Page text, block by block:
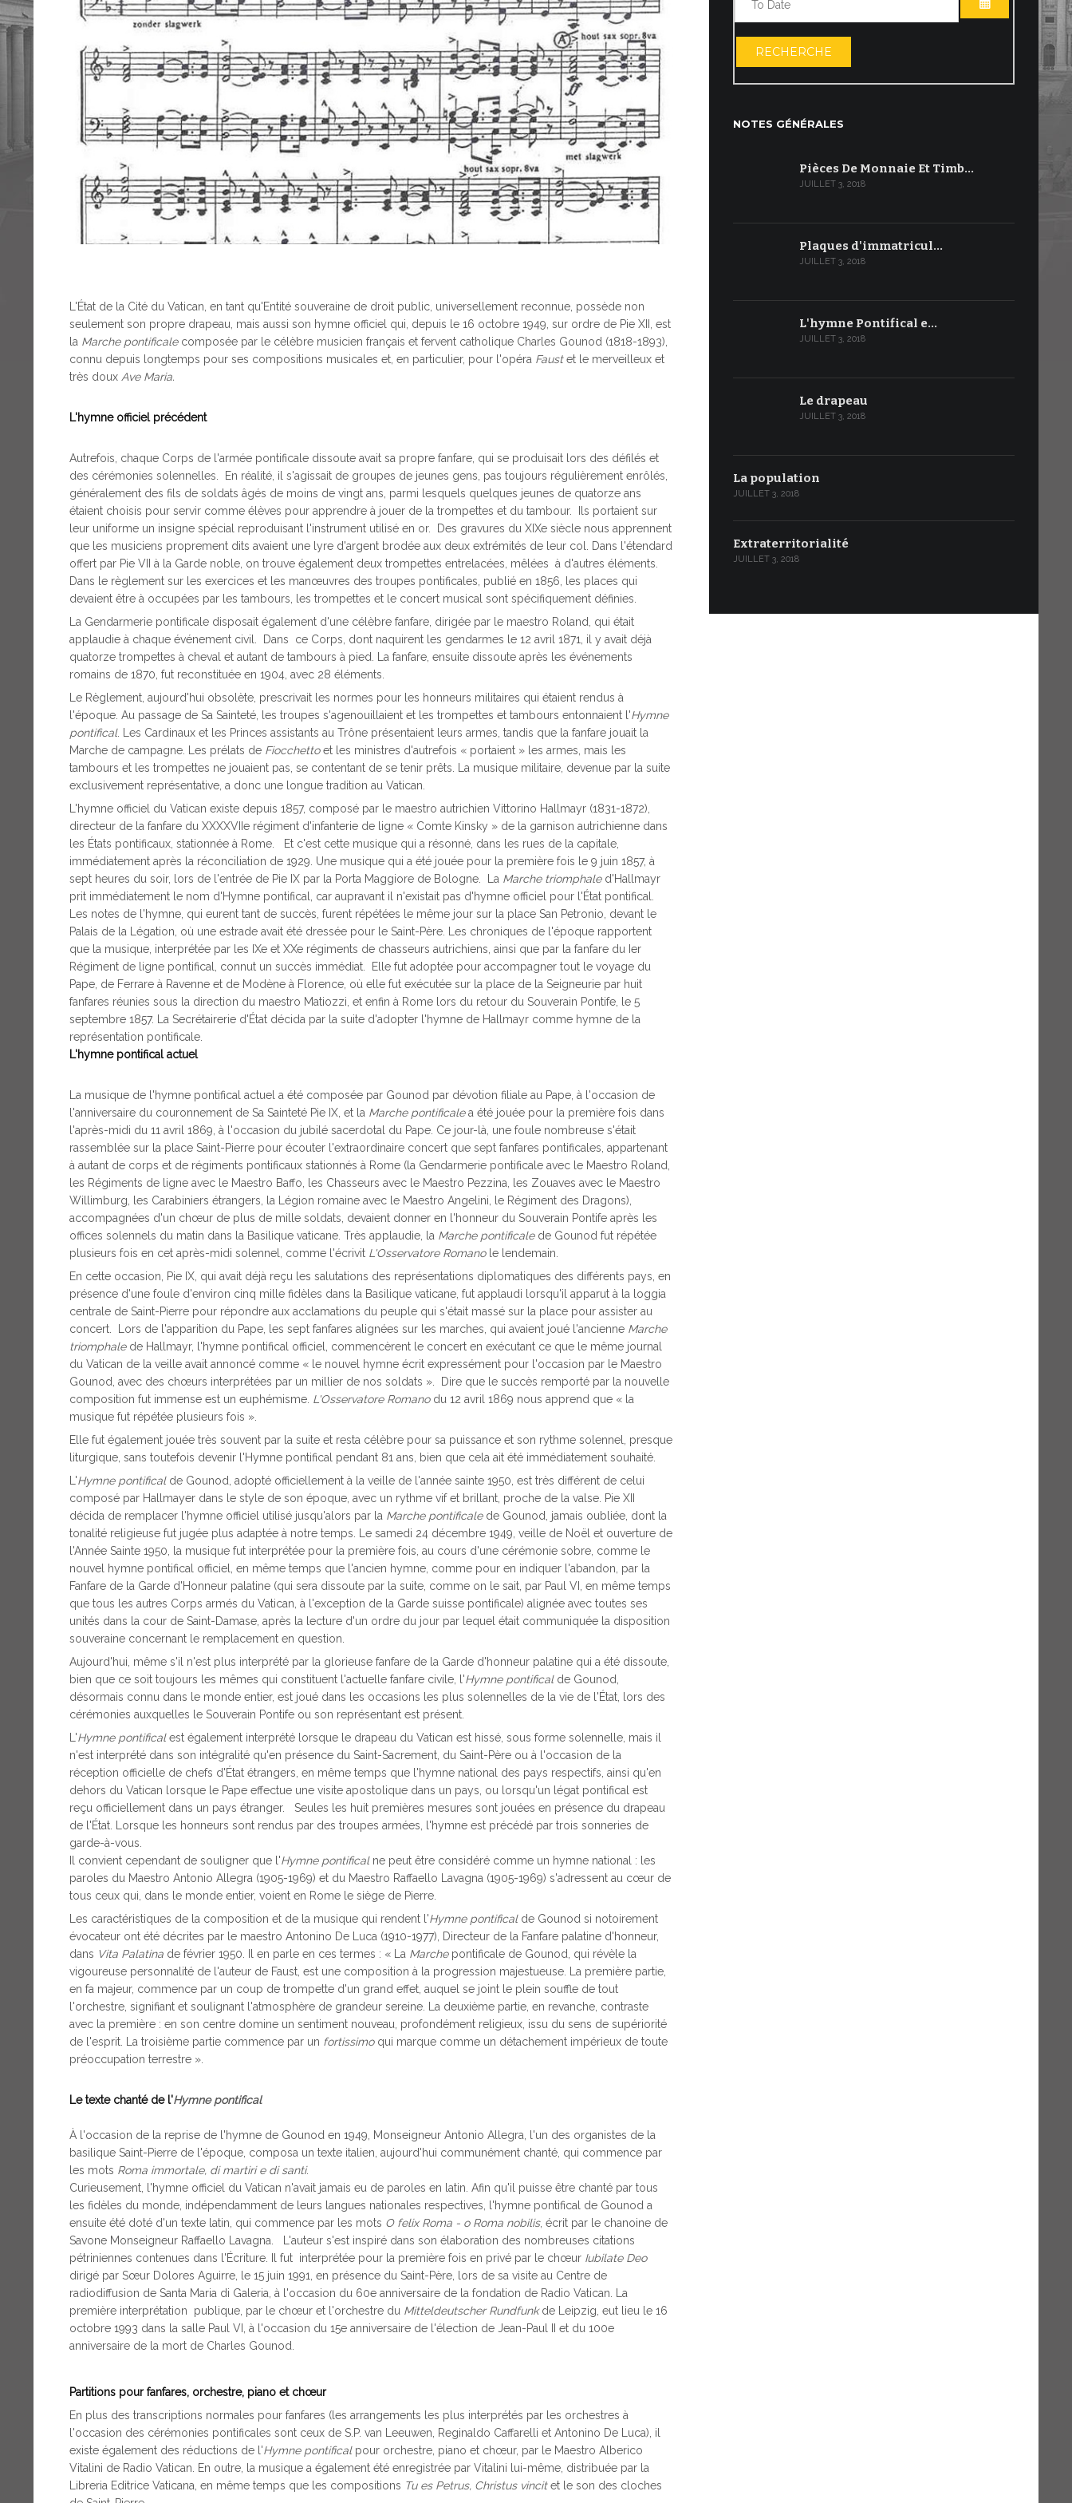
L'État de la Cité du Vatican, en tant qu'Entité souveraine de droit public, universellement reconnue, possède non
seulement son propre drapeau, mais aussi son hymne officiel qui, depuis le 16 octobre 1949, sur ordre de Pie XII, est
la Marche pontificalecomposée par le célèbre musicien français et fervent catholique Charles Gounod (1818-1893),
connu depuis longtemps pour ses compositions musicales et, en particulier, pour l'opéra Faustet le merveilleux et
très doux Ave Maria.
L'hymne officiel précédent
Autrefois, chaque Corps de l'armée pontificale dissoute avait sa propre fanfare, qui se produisait lors des défilés et
des cérémonies solennelles. En réalité, il s'agissait de groupes de jeunes gens, pas toujours régulièrement enrôlés,
généralement des fils de soldats âgés de moins de vingt ans, parmi lesquels quelques jeunes de quatorze ans
étaient choisis pour servir comme élèves pour apprendre à jouer de la trompettes et du tambour. Ils portaient sur
leur uniforme un insigne spécial reproduisant l'instrument utilisé en or. Des gravures du XIXe siècle nous apprennent
que les musiciens proprement dits avaient une lyre d'argent brodée aux deux extrémités de leur col. Dans l'étendard
offert par Pie VII à la Garde noble, on trouve également deux trompettes entrelacées, mêlées à d'autres éléments.
Dans le règlement sur les exercices et les manœuvres des troupes pontificales, publié en 1856, les places qui
devaient être à occupées par les tambours, les trompettes et le concert musical sont spécifiquement définies.
La Gendarmerie pontificale disposait également d'une célèbre fanfare, dirigée par le maestro Roland, qui était
applaudie à chaque événement civil. Dans ce Corps, dont naquirent les gendarmes le 12 avril 1871, il y avait déjà
quatorze trompettes à cheval et autant de tambours à pied. La fanfare, ensuite dissoute après les événements
romains de 1870, fut reconstituée en 1904, avec 28 éléments.
Le Règlement, aujourd'hui obsolète, prescrivait les normes pour les honneurs militaires qui étaient rendus à
l'époque. Au passage de Sa Sainteté, les troupes s'agenouillaient et les trompettes et tambours entonnaient l'Hymne
pontifical. Les Cardinaux et les Princes assistants au Trône présentaient leurs armes, tandis que la fanfare jouait la
Marche de campagne. Les prélats de Fiocchettoet les ministres d'autrefois « portaient » les armes, mais les
tambours et les trompettes ne jouaient pas, se contentant de se tenir prêts. La musique militaire, devenue par la suite
exclusivement représentative, a donc une longue tradition au Vatican.
L'hymne officiel du Vatican existe depuis 1857, composé par le maestro autrichien Vittorino Hallmayr (1831-1872),
directeur de la fanfare du XXXXVIIe régiment d'infanterie de ligne « Comte Kinsky » de la garnison autrichienne dans
les États pontificaux, stationnée à Rome. Et c'est cette musique qui a résonné, dans les rues de la capitale,
immédiatement après la réconciliation de 1929. Une musique qui a été jouée pour la première fois le 9 juin 1857, à
sept heures du soir, lors de l'entrée de Pie IX par la Porta Maggiore de Bologne. La Marche triomphaled'Hallmayr
prit immédiatement le nom d'Hymne pontifical, car aupravant il n'existait pas d'hymne officiel pour l'État pontifical.
Les notes de l'hymne, qui eurent tant de succès, furent répétées le même jour sur la place San Petronio, devant le
Palais de la Légation, où une estrade avait été dressée pour le Saint-Père. Les chroniques de l'époque rapportent
que la musique, interprétée par les IXe et XXe régiments de chasseurs autrichiens, ainsi que par la fanfare du Ier
Régiment de ligne pontifical, connut un succès immédiat. Elle fut adoptée pour accompagner tout le voyage du
Pape, de Ferrare à Ravenne et de Modène à Florence, où elle fut exécutée sur la place de la Seigneurie par huit
fanfares réunies sous la direction du maestro Matiozzi, et enfin à Rome lors du retour du Souverain Pontife, le 5
septembre 1857. La Secrétairerie d'État décida par la suite d'adopter l'hymne de Hallmayr comme hymne de la
représentation pontificale.
L'hymne pontifical actuel
La musique de l'hymne pontifical actuel a été composée par Gounod par dévotion filiale au Pape, à l'occasion de
l'anniversaire du couronnement de Sa Sainteté Pie IX, et la Marche pontificalea été jouée pour la première fois dans
l'après-midi du 11 avril 1869, à l'occasion du jubilé sacerdotal du Pape. Ce jour-là, une foule nombreuse s'était
rassemblée sur la place Saint-Pierre pour écouter l'extraordinaire concert que sept fanfares pontificales, appartenant
à autant de corps et de régiments pontificaux stationnés à Rome (la Gendarmerie pontificale avec le Maestro Roland,
les Régiments de ligne avec le Maestro Baffo, les Chasseurs avec le Maestro Pezzina, les Zouaves avec le Maestro
Willimburg, les Carabiniers étrangers, la Légion romaine avec le Maestro Angelini, le Régiment des Dragons),
accompagnées d'un chœur de plus de mille soldats, devaient donner en l'honneur du Souverain Pontife après les
offices solennels du matin dans la Basilique vaticane. Très applaudie, la Marche pontificalede Gounod fut répétée
plusieurs fois en cet après-midi solennel, comme l'écrivit L'Osservatore Romanole lendemain.
En cette occasion, Pie IX, qui avait déjà reçu les salutations des représentations diplomatiques des différents pays, en
présence d'une foule d'environ cinq mille fidèles dans la Basilique vaticane, fut applaudi lorsqu'il apparut à la loggia
centrale de Saint-Pierre pour répondre aux acclamations du peuple qui s'était massé sur la place pour assister au
concert. Lors de l'apparition du Pape, les sept fanfares alignées sur les marches, qui avaient joué l'ancienne Marche
triomphalede Hallmayr, l'hymne pontifical officiel, commencèrent le concert en exécutant ce que le même journal
du Vatican de la veille avait annoncé comme « le nouvel hymne écrit expressément pour l'occasion par le Maestro
Gounod, avec des chœurs interprétées par un millier de nos soldats ». Dire que le succès remporté par la nouvelle
composition fut immense est un euphémisme. L'Osservatore Romanodu 12 avril 1869 nous apprend que « la
musique fut répétée plusieurs fois ».
Elle fut également jouée très souvent par la suite et resta célèbre pour sa puissance et son rythme solennel, presque
liturgique, sans toutefois devenir l'Hymne pontifical pendant 81 ans, bien que cela ait été immédiatement souhaité.
L'Hymne pontificalde Gounod, adopté officiellement à la veille de l'année sainte 1950, est très différent de celui
composé par Hallmayer dans le style de son époque, avec un rythme vif et brillant, proche de la valse. Pie XII
décida de remplacer l'hymne officiel utilisé jusqu'alors par la Marche pontificalede Gounod, jamais oubliée, dont la
tonalité religieuse fut jugée plus adaptée à notre temps. Le samedi 24 décembre 1949, veille de Noël et ouverture de
l'Année Sainte 1950, la musique fut interprétée pour la première fois, au cours d'une cérémonie sobre, comme le
nouvel hymne pontifical officiel, en même temps que l'ancien hymne, comme pour en indiquer l'abandon, par la
Fanfare de la Garde d'Honneur palatine (qui sera dissoute par la suite, comme on le sait, par Paul VI, en même temps
que tous les autres Corps armés du Vatican, à l'exception de la Garde suisse pontificale) alignée avec toutes ses
unités dans la cour de Saint-Damase, après la lecture d'un ordre du jour par lequel était communiquée la disposition
souveraine concernant le remplacement en question.
Aujourd'hui, même s'il n'est plus interprété par la glorieuse fanfare de la Garde d'honneur palatine qui a été dissoute,
bien que ce soit toujours les mêmes qui constituent l'actuelle fanfare civile, l'Hymne pontificalde Gounod,
désormais connu dans le monde entier, est joué dans les occasions les plus solennelles de la vie de l'État, lors des
cérémonies auxquelles le Souverain Pontife ou son représentant est présent.
L'Hymne pontificalest également interprété lorsque le drapeau du Vatican est hissé, sous forme solennelle, mais il
n'est interprété dans son intégralité qu'en présence du Saint-Sacrement, du Saint-Père ou à l'occasion de la
réception officielle de chefs d'État étrangers, en même temps que l'hymne national des pays respectifs, ainsi qu'en
dehors du Vatican lorsque le Pape effectue une visite apostolique dans un pays, ou lorsqu'un légat pontifical est
reçu officiellement dans un pays étranger. Seules les huit premières mesures sont jouées en présence du drapeau
de l'État. Lorsque les honneurs sont rendus par des troupes armées, l'hymne est précédé par trois sonneries de
garde-à-vous.
Il convient cependant de souligner que l'Hymne pontificalne peut être considéré comme un hymne national : les
paroles du Maestro Antonio Allegra (1905-1969) et du Maestro Raffaello Lavagna (1905-1969) s'adressent au cœur de
tous ceux qui, dans le monde entier, voient en Rome le siège de Pierre.
Les caractéristiques de la composition et de la musique qui rendent l'Hymne pontificalde Gounod si notoirement
évocateur ont été décrites par le maestro Antonino De Luca (1910-1977), Directeur de la Fanfare palatine d'honneur,
dans Vita Palatina de février 1950. Il en parle en ces termes : « La Marchepontificale de Gounod, qui révèle la
vigoureuse personnalité de l'auteur de Faust, est une composition à la progression majestueuse. La première partie,
en fa majeur, commence par un coup de trompette d'un grand effet, auquel se joint le plein souffle de tout
l'orchestre, signifiant et soulignant l'atmosphère de grandeur sereine. La deuxième partie, en revanche, contraste
avec la première : en son centre domine un sentiment nouveau, profondément religieux, issu du sens de supériorité
de l'esprit. La troisième partie commence par un fortissimoqui marque comme un détachement impérieux de toute
préoccupation terrestre ».
Le texte chanté de l'Hymne pontifical
À l'occasion de la reprise de l'hymne de Gounod en 1949, Monseigneur Antonio Allegra, l'un des organistes de la
basilique Saint-Pierre de l'époque, composa un texte italien, aujourd'hui communément chanté, qui commence par
les mots Roma immortale, di martiri e di santi.
Curieusement, l'hymne officiel du Vatican n'avait jamais eu de paroles en latin. Afin qu'il puisse être chanté par tous
les fidèles du monde, indépendamment de leurs langues nationales respectives, l'hymne pontifical de Gounod a
ensuite été doté d'un texte latin, qui commence par les mots O felix Roma - o Roma nobilis, écrit par le chanoine de
Savone Monseigneur Raffaello Lavagna. L'auteur s'est inspiré dans son élaboration des nombreuses citations
pétriniennes contenues dans l'Écriture. Il fut interprétée pour la première fois en privé par le chœur Iubilate Deo
dirigé par Sœur Dolores Aguirre, le 15 juin 1991, en présence du Saint-Père, lors de sa visite au Centre de
radiodiffusion de Santa Maria di Galeria, à l'occasion du 60e anniversaire de la fondation de Radio Vatican. La
première interprétation publique, par le chœur et l'orchestre du Mitteldeutscher Rundfunkde Leipzig, eut lieu le 16
octobre 1993 dans la salle Paul VI, à l'occasion du 15e anniversaire de l'élection de Jean-Paul II et du 100e
anniversaire de la mort de Charles Gounod.
Partitions pour fanfares, orchestre, piano et chœur
En plus des transcriptions normales pour fanfares (les arrangements les plus interprétés par les orchestres à
l'occasion des cérémonies pontificales sont ceux de S.P. van Leeuwen, Reginaldo Caffarelli et Antonino De Luca), il
existe également des réductions de l'Hymne pontificalpour orchestre, piano et chœur, par le Maestro Alberico
Vitalini de Radio Vatican. En outre, la musique a également été enregistrée par Vitalini lui-même, distribuée par la
Libreria Editrice Vaticana, en même temps que les compositions Tu es Petrus, Christus vincitet le son des cloches
OUVRIR LE
RECHERCHE
NOTES GÉNÉRALES
Pièces De Monnaie Et Timb…
JUILLET 3, 2018
Plaques d'immatricul…
JUILLET 3, 2018
L'hymne Pontifical e…
JUILLET 3, 2018
Le drapeau
JUILLET 3, 2018
La population
JUILLET 3, 2018
Extraterritorialité
JUILLET 3, 2018